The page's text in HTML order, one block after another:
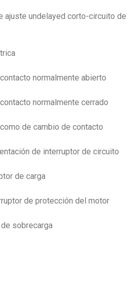
ajuste undelayed corto-circuito de
normalmente abierto
normalmente cerrado
de cambio de contacto
de interruptor de circuito
de carga
de protección del motor
sobrecarga